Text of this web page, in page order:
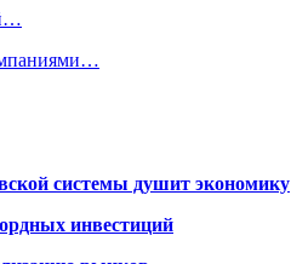
системы душит экономику
инвестиций